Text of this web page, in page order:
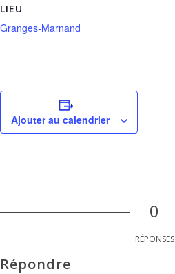
LIEU
Granges-Marnand
Ajouter au calendrier
0
RÉPONSES
Répondre